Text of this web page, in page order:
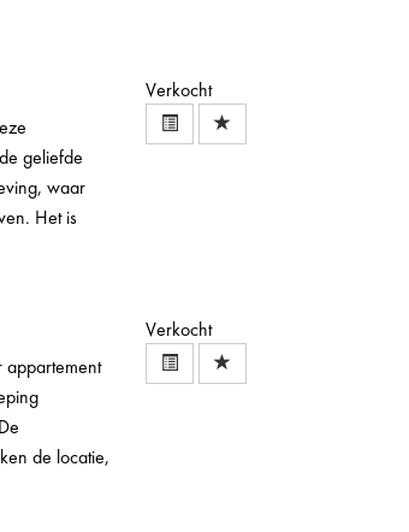
geliefde
waar
Het is
Verkocht
appartement
de locatie,
Verkocht